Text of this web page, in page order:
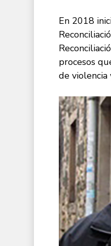
En 2018
procesos
de violencia